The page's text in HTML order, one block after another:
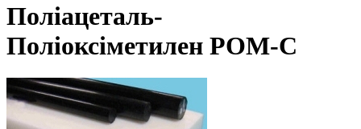
Поліацеталь-
Поліоксіметилен PОМ-C